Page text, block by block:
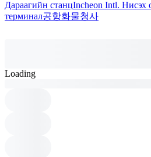
Дараагийн станцIncheon Intl. Нисэх
терминал공항화물청사
Loading